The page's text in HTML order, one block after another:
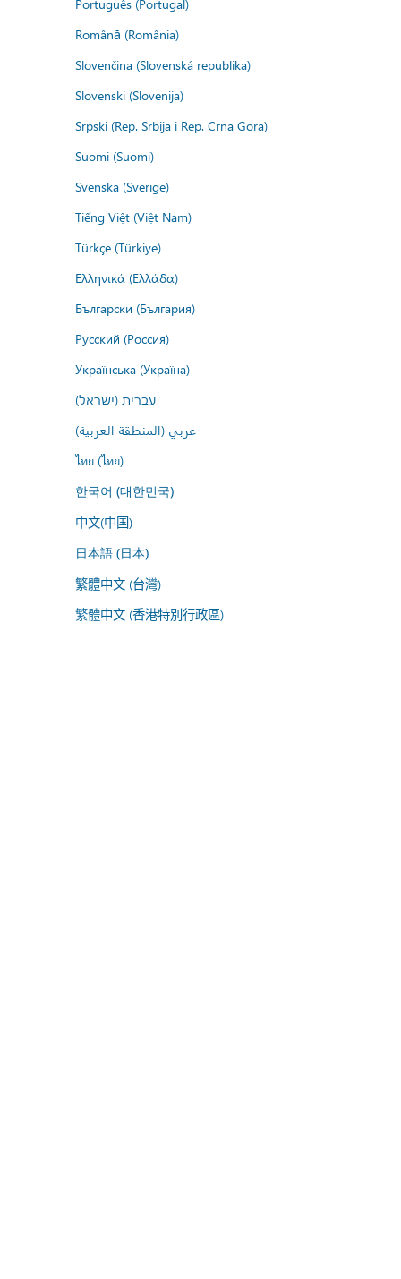
Português (Portugal)
Română (România)
Slovenčina (Slovenská republika)
Slovenski (Slovenija)
Srpski (Rep. Srbija i Rep. Crna Gora)
Suomi (Suomi)
Svenska (Sverige)
Tiếng Việt (Việt Nam)
Türkçe (Türkiye)
Ελληνικά (Ελλάδα)
Български (България)
Русский (Россия)
Українська (Україна)
עברית (ישראל)
عربي (المنطقة العربية)
ไทย (ไทย)
한국어 (대한민국)
中文(中国)
日本語 (日本)
繁體中文 (台灣)
繁體中文 (香港特別行政區)